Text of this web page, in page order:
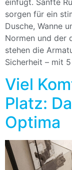
sorgen für ein
Dusche, Wanne
Normen und der
stehen die
Sicherheit – mit
Viel
Platz:
Optima